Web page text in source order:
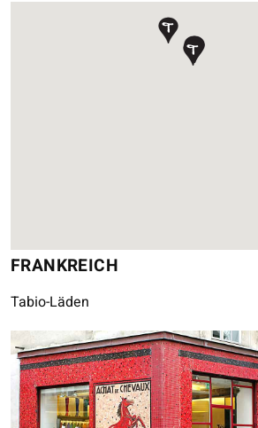
FRANKREICH
Tabio-Läden